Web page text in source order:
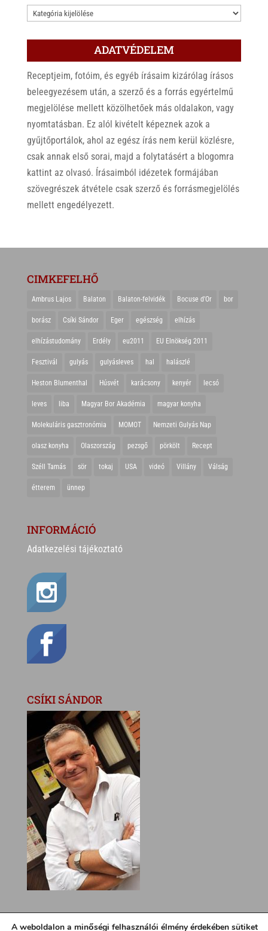
KATEGÓRIÁK
ADATVÉDELEM
Receptjeim, fotóim, és egyéb írásaim kizárólag írásos
beleegyezésem után, a szerző és a forrás egyértelmű
megjelölése mellett közölhetőek más oldalakon, vagy
nyomtatásban. Ez alól kivételt képeznek azok a
gyűjtőportálok, ahol az egész írás nem kerül közlésre,
csak annak első sorai, majd a folytatásért a blogomra
kattint az olvasó. Írásaimból idézetek formájában
szövegrészek átvétele csak szerző és forrásmegjelölés
mellett engedélyezett.
CIMKEFELHŐ
Ambrus Lajos Balaton Balaton-felvidék Bocuse d'Or bor
borász Csíki Sándor Eger egészség elhízás
elhízástudomány Erdély eu2011 EU Elnökség 2011
Fesztivál gulyás gulyásleves hal halászlé
Heston Blumenthal Húsvét karácsony kenyér lecsó
leves liba Magyar Bor Akadémia magyar konyha
Molekuláris gasztronómia MOMOT Nemzeti Gulyás Nap
olasz konyha Olaszország pezsgő pörkölt Recept
Széll Tamás sör tokaj USA videó Villány Válság
étterem ünnep
INFORMÁCIÓ
Adatkezelési tájékoztató
CSÍKI SÁNDOR
A weboldalon a minőségi felhasználói élmény érdekében sütiket